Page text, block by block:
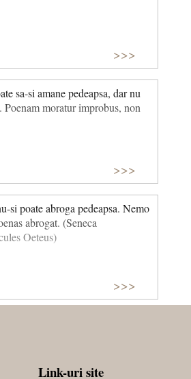
>>>
sa-si amane pe­deapsa, dar nu
Poenam moratur improbus, non
>>>
si poate abroga pe­deapsa. Nemo
abrogat. (Seneca
Oeteus)
>>>
Link-uri site